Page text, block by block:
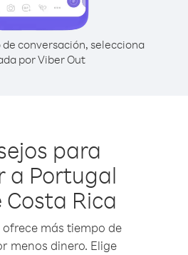
de conversación, selecciona
por Viber Out
para
a Portugal
Costa Rica
ofrece más tiempo de
menos dinero. Elige